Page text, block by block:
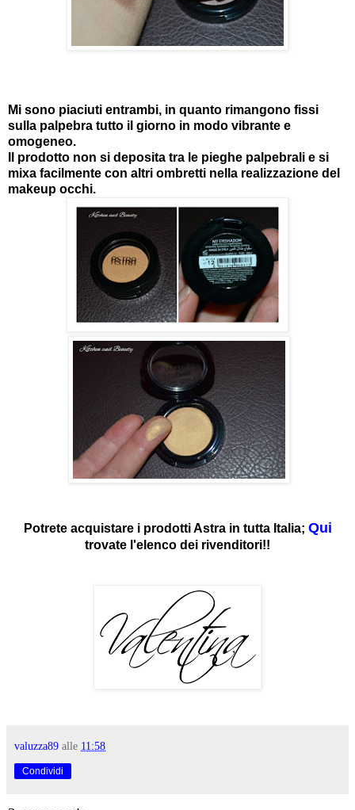
Mi sono piaciuti entrambi, in quanto rimangono fissi
sulla palpebra tutto il giorno in modo vibrante e
omogeneo.
Il prodotto non si deposita tra le pieghe palpebrali e si
mixa facilmente con altri ombretti nella realizzazione del
makeup occhi.
Potrete acquistare i prodotti Astra in tutta Italia; Qui
trovate l'elenco dei rivenditori!!
valuzza89 alle 11:58
Condividi